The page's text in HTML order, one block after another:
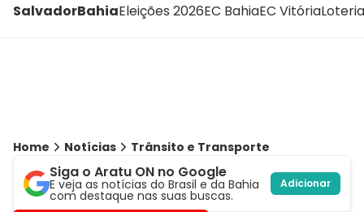
SalvadorBahiaEleições 2026EC BahiaEC Vitória
Home Notícias Trânsito e Transporte
Siga o Aratu ON no Google
E veja as notícias do Brasil e da Bahia
com destaque nas suas buscas.
Adicionar